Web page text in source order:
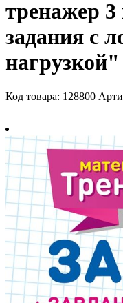
тренажер 3
задания с
Код товара: 128800